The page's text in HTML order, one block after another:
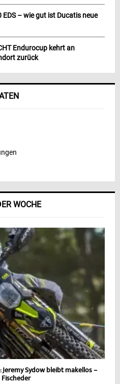
WOCHE
Sydow bleibt makellos –
– wie gut ist Ducatis neue
Endurocup kehrt an
zurück